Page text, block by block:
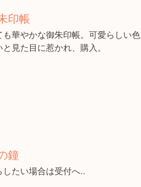
印帳
も華やかな御朱印帳。可愛らしい色
と見た目に惹かれ、購入。
鐘
したい場合は受付へ..